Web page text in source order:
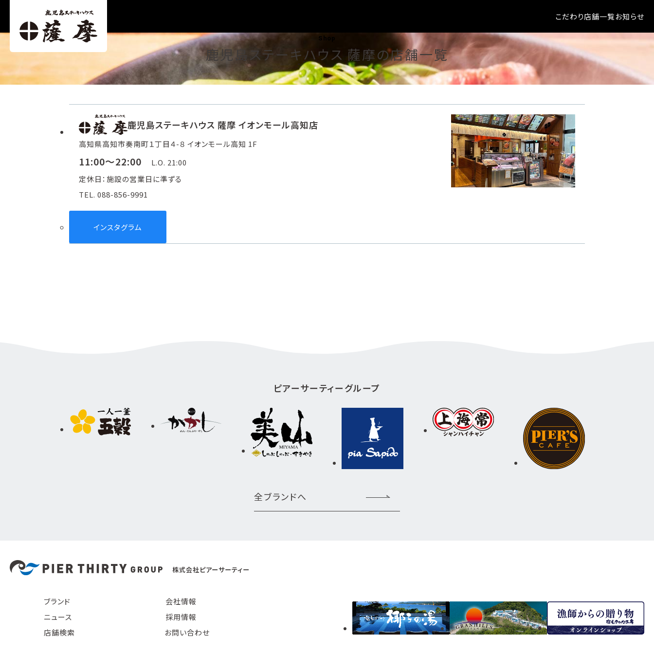
こだわり店舗一覧お知らせ
Shop
鹿児島ステーキハウス 薩摩の店舗一覧
鹿児島ステーキハウス 薩摩 イオンモール高知店
高知県高知市奏南町１丁目４-８ イオンモール高知 1F
11:00～22:00
L.O. 21:00
定休日：施設の営業日に準ずる
TEL. 088-856-9991
インスタグラム
ピアーサーティーグループ
全ブランドへ
株式会社ピアーサーティー
ブランド
会社情報
ニュース
採用情報
店舗検索
お問い合わせ